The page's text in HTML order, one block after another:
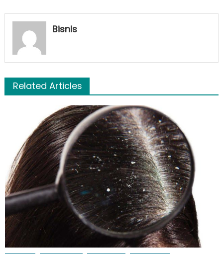
Bisnis
Related Articles